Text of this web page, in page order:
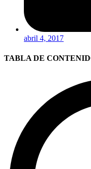
abril 4, 2017
TABLA DE